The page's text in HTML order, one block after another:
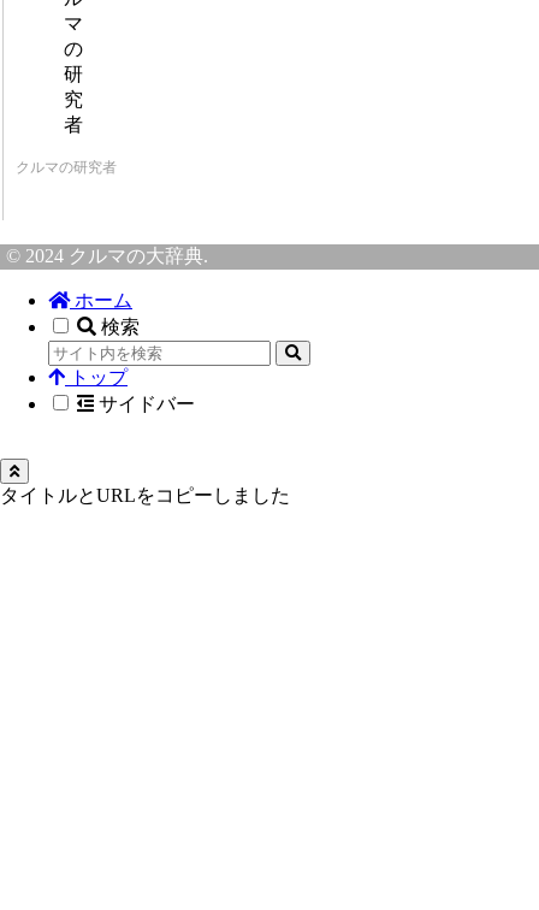
クルマの研究者
© 2024 クルマの大辞典.
ホーム
検索
トップ
サイドバー
タイトルとURLをコピーしました